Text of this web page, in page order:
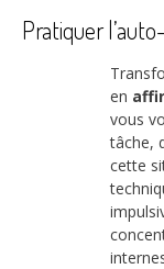
Pratiquer
en
vous
tâche,
cette